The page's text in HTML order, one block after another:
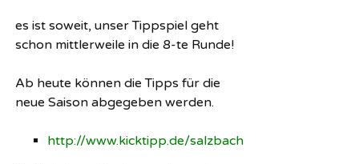
es ist soweit, unser Tippspiel geht
schon mittlerweile in die 8-te Runde!
Ab heute können die Tipps für die
neue Saison abgegeben werden.
http://www.kicktipp.de/salzbach